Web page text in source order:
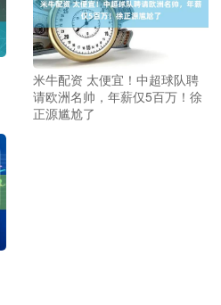
米牛配资 太便宜！中超球队聘
请欧洲名帅，年薪仅5百万！徐
正源尴尬了